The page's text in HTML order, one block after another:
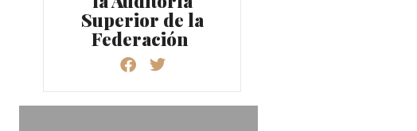
Superior de la
Federación